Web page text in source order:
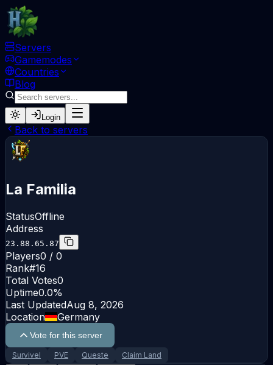
Servers
Gamemodes
Countries
Blog
Login
Back to servers
La Familia
StatusOffline
Address
23.88.65.87
Players0 / 0
Rank#16
Total Votes0
Uptime0.0%
Last UpdatedAug 8, 2026
Location
Germany
Vote for this server
Survivel PVE Queste
Claim Land